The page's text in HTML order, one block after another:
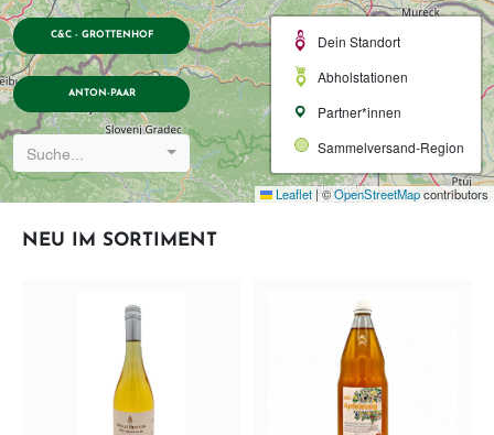
Dein Standort
Abholstationen
Partner*innen
Sammelversand-Region
Leaflet |©OpenStreetMapcontributors
C&C - GROTTENHOF
ANTON-PAAR
Suche...
NEU IM SORTIMENT